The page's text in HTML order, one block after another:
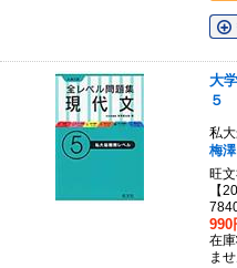
大
５
私
梅
旺
【
990
在
ま